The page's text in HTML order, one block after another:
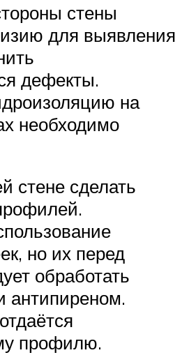
стены
для выявления
дефекты.
на
необходимо
стене сделать
но их перед
обработать
антипиреном.
профилю.